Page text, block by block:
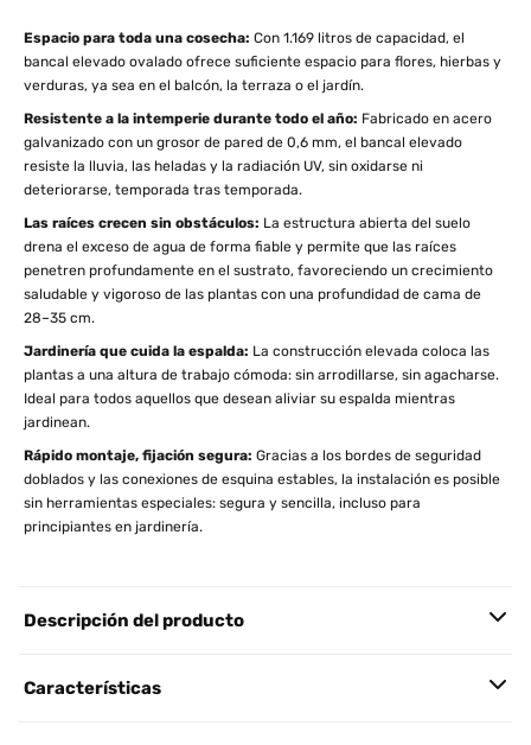
Espacio para toda una cosecha: Con 1.169 litros de capacidad, el
bancal elevado ovalado ofrece suficiente espacio para flores, hierbas y
verduras, ya sea en el balcón, la terraza o el jardín.
Resistente a la intemperie durante todo el año: Fabricado en acero
galvanizado con un grosor de pared de 0,6 mm, el bancal elevado
resiste la lluvia, las heladas y la radiación UV, sin oxidarse ni
deteriorarse, temporada tras temporada.
Las raíces crecen sin obstáculos: La estructura abierta del suelo
drena el exceso de agua de forma fiable y permite que las raíces
penetren profundamente en el sustrato, favoreciendo un crecimiento
saludable y vigoroso de las plantas con una profundidad de cama de
28–35 cm.
Jardinería que cuida la espalda: La construcción elevada coloca las
plantas a una altura de trabajo cómoda: sin arrodillarse, sin agacharse.
Ideal para todos aquellos que desean aliviar su espalda mientras
jardinean.
Rápido montaje, fijación segura: Gracias a los bordes de seguridad
doblados y las conexiones de esquina estables, la instalación es posible
sin herramientas especiales: segura y sencilla, incluso para
principiantes en jardinería.
Descripción del producto
Características